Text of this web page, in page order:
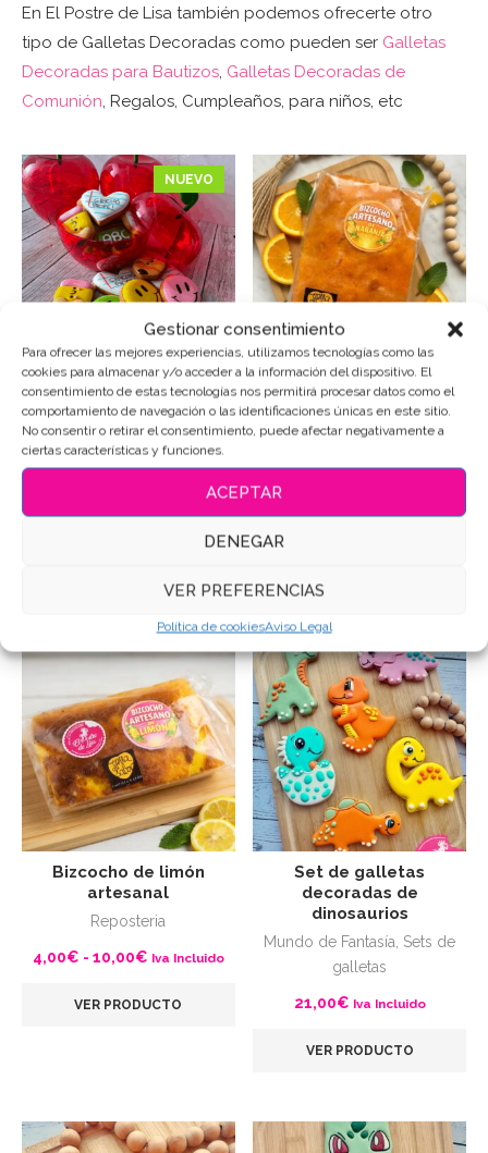
Gestionar consentimiento
Para ofrecer las mejores experiencias, utilizamos tecnologías como las
cookies para almacenar y/o acceder a la información del dispositivo. El
consentimiento de estas tecnologías nos permitirá procesar datos como el
comportamiento de navegación o las identificaciones únicas en este sitio.
No consentir o retirar el consentimiento, puede afectar negativamente a
ciertas características y funciones.
ACEPTAR
DENEGAR
VER PREFERENCIAS
Política de cookiesAviso Legal
En El Postre de Lisa también podemos ofrecerte otro
tipo de Galletas Decoradas como pueden ser Galletas
Decoradas para Bautizos, Galletas Decoradas de
Comunión, Regalos, Cumpleaños, para niños, etc
NUEVO
Manzana Galletas Profe
– El detalle más dulce
para decir “gracias”
Colegio-Profes , Sets de
10,90€ Iva Incluido
Bizcocho de naranja
artesanal
Reposteria
4,00€-10,00€Rango
precios:
VER PRODUCTO
Bizcocho de limón
artesanal
Reposteria
4,00€ - 10,00€Rango
precios:
Iva Incluido
VER PRODUCTO
Set de galletas
decoradas de
dinosaurios
Mundo de Fantasía Sets de
galletas
21,00€ Iva Incluido
VER PRODUCTO